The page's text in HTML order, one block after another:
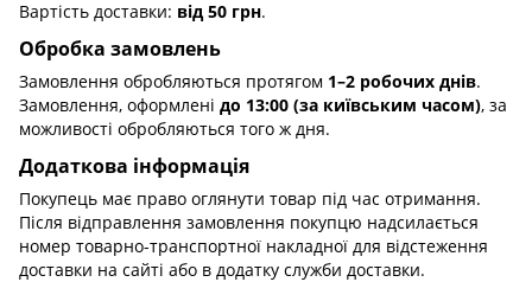
Вартість доставки: від 50 грн.
Обробка замовлень
Замовлення обробляються протягом 1–2 робочих днів.
Замовлення, оформлені до 13:00 (за київським часом), за
можливості обробляються того ж дня.
Додаткова інформація
Покупець має право оглянути товар під час отримання.
Після відправлення замовлення покупцю надсилається
номер товарно-транспортної накладної для відстеження
доставки на сайті або в додатку служби доставки.